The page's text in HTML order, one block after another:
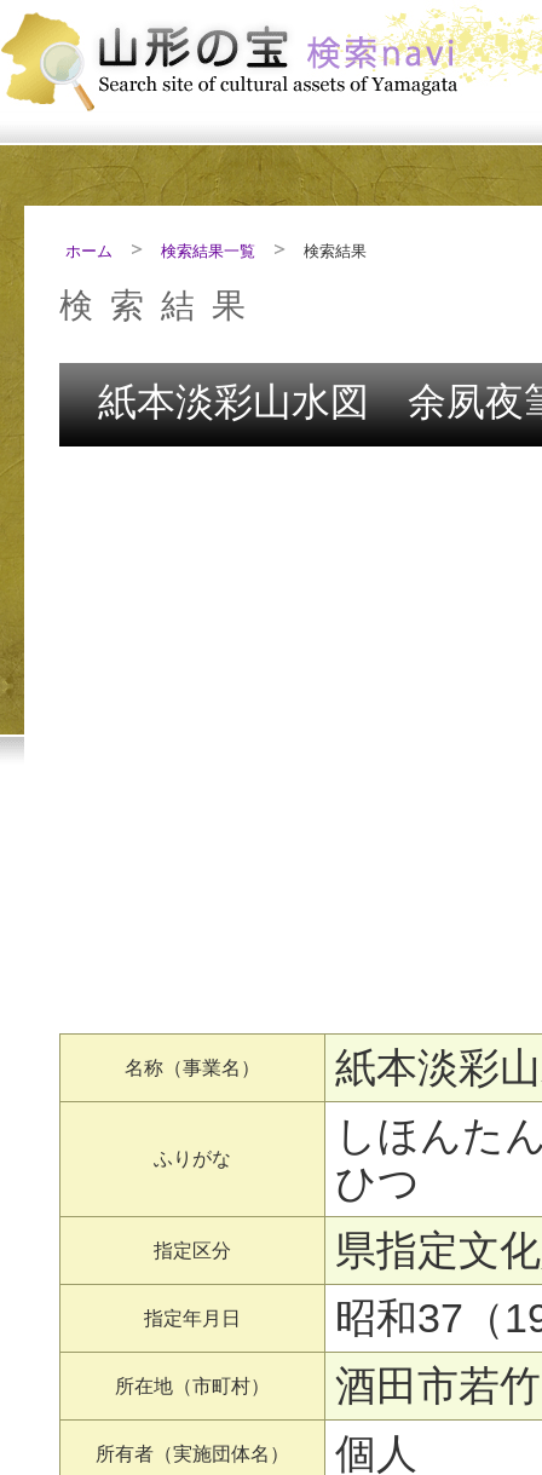
ホーム 検索結果一覧 検索結果
検索結果
紙本淡彩山水図 余夙夜
名称（事業名） 紙本淡彩
ふりがな
しほんた
ひつ
指定区分 県指定文
指定年月日 昭和37（
所在地（市町村） 酒田市若
所有者（実施団体名） 個人